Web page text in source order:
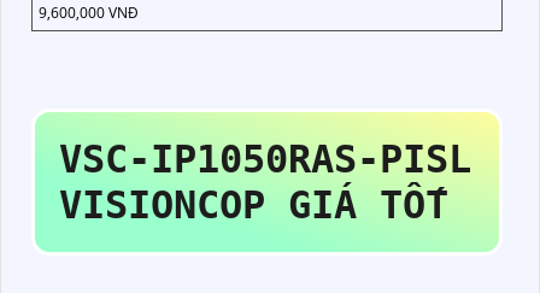
9,600,000 VNĐ
VSC-IP1050RAS-PISL
VISIONCOP GIÁ TỐT